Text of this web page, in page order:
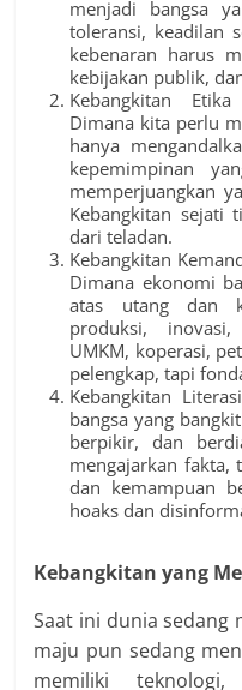
menjadi bangsa
toleransi, keadilan
kebenaran harus
kebijakan publik,
Kebangkitan
Dimana kita perlu
hanya
kepemimpinan
memperjuangkan
Kebangkitan sejati
dari teladan.
Kebangkitan
Dimana ekonomi
atas utang dan
produksi,
UMKM, koperasi,
pelengkap, tapi
Kebangkitan
bangsa yang
berpikir, dan
mengajarkan fakta,
dan kemampuan
hoaks dan
Kebangkitan yang
Saat ini dunia sedang
maju pun sedang
memiliki